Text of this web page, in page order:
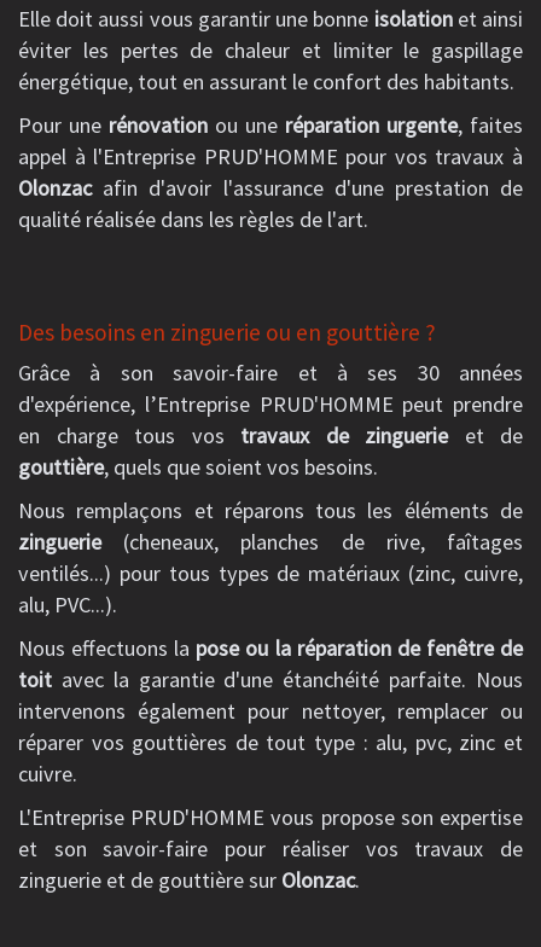
Elle doit aussi vous garantir une bonne isolationet ainsi
éviter les pertes de chaleur et limiter le gaspillage
énergétique, tout en assurant le confort des habitants.
Pour une rénovation ou une réparation urgente, faites
appel à l'Entreprise PRUD'HOMME pour vos travaux à
Olonzacafin d'avoir l'assurance d'une prestation de
qualité réalisée dans les règles de l'art.
Des besoins en zinguerie ou en gouttière ?
Grâce à son savoir-faire et à ses 30 années
d'expérience, l’Entreprise PRUD'HOMME peut prendre
en charge tous vos travaux de zinguerieet de
gouttière, quels que soient vos besoins.
Nous remplaçons et réparons tous les éléments de
zinguerie(cheneaux, planches de rive, faîtages
ventilés...) pour tous types de matériaux (zinc, cuivre,
alu, PVC...).
Nous effectuons la pose ou la réparation de fenêtre de
toit avec la garantie d'une étanchéité parfaite. Nous
intervenons également pour nettoyer, remplacer ou
réparer vos gouttières de tout type : alu, pvc, zinc et
cuivre.
L'Entreprise PRUD'HOMME vous propose son expertise
et son savoir-faire pour réaliser vos travaux de
zinguerie et de gouttière sur Olonzac.